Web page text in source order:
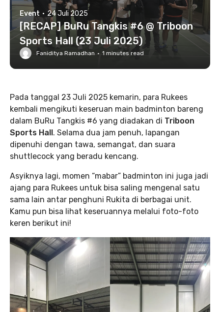
Event · 24 Juli 2025
[RECAP] BuRu Tangkis #6 @ Triboon
Sports Hall (23 Juli 2025)
Faniditya Ramadhan · 1 minutes read
Pada tanggal 23 Juli 2025 kemarin, para Rukees
kembali mengikuti keseruan main badminton bareng
dalam BuRu Tangkis #6 yang diadakan di Triboon
Sports Hall. Selama dua jam penuh, lapangan
dipenuhi dengan tawa, semangat, dan suara
shuttlecock yang beradu kencang.
Asyiknya lagi, momen “mabar” badminton ini juga jadi
ajang para Rukees untuk bisa saling mengenal satu
sama lain antar penghuni Rukita di berbagai unit.
Kamu pun bisa lihat keseruannya melalui foto-foto
keren berikut ini!